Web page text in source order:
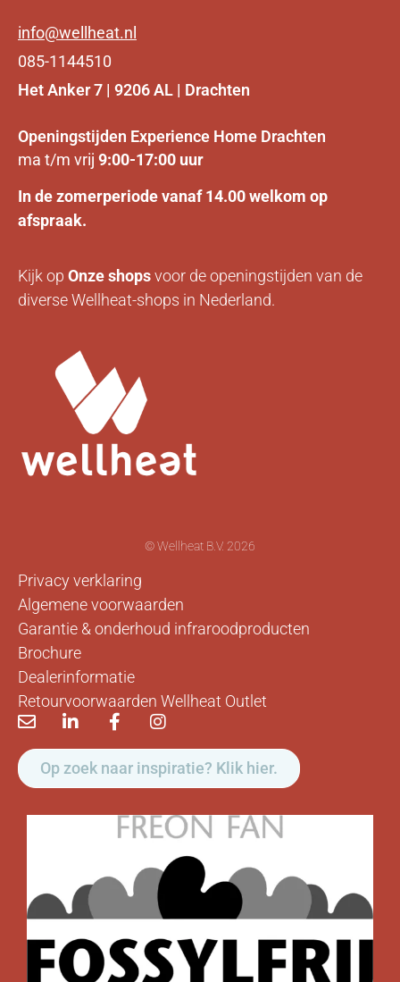
info@wellheat.nl
085-1144510
Het Anker 7 | 9206 AL | Drachten
Openingstijden Experience Home Drachten
ma t/m vrij 9:00-17:00 uur
In de zomerperiode vanaf 14.00 welkom op
afspraak.
Kijk op Onzeshopsvoor de openingstijden van de
diverse Wellheat-shops in Nederland.
© Wellheat B.V. 2026
Privacy verklaring
Algemene voorwaarden
Garantie & onderhoud infraroodproducten
Brochure
Dealerinformatie
Retourvoorwaarden Wellheat Outlet
Op zoek naar inspiratie? Klik hier.